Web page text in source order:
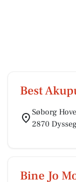
Best
Søborg
2870
Bine Jo